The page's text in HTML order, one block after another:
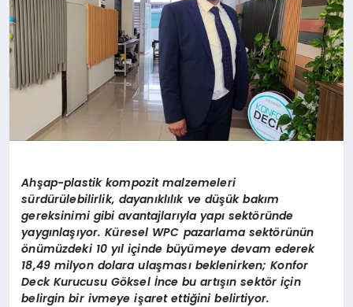
SAĞLIK
SPOR
DIĞER
Ahşap-plastik kompozit malzemeleri
sürdürülebilirlik, dayanıklılık ve düşük bakım
gereksinimi gibi avantajlarıyla yapı sektöründe
yaygınlaşıyor. Küresel WPC pazarlama sektörünün
önümüzdeki 10yıl içinde büyümeye devam ederek
18,49 milyon dolara ulaşması beklenirken; Konfor
DeckKurucusu Göksel İnce bu artışın sektör için
belirgin bir ivmeye işaret ettiğini belirtiyor.